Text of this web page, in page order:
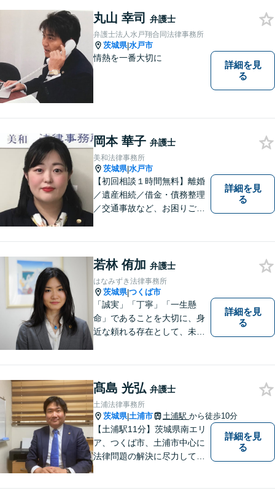
丸山 幸司 弁護士
弁護士法人水戸翔合同法律事務所
茨城県|水戸市
情熱を一番大切に
詳細を見
る
岡本 華子 弁護士
美和法律事務所
茨城県|水戸市
【初回相談１時間無料】離婚
／遺産相続／借金・債務整理
／交通事故など、お困りごと
ートします。
詳細を見
る
若林 侑加 弁護士
はなみずき法律事務所
茨城県|つくば市
「誠実」「丁寧」「一生懸
命」であることを大切に、身
近な頼れる存在として、未来
詳細を見
る
髙島 光弘 弁護士
土浦法律事務所
茨城県|土浦市 土浦駅 から徒歩10分
【土浦駅11分】茨城県南エリ
ア、つくば市、土浦市中心に
法律問題の解決に尽力してお
詳細を見
る